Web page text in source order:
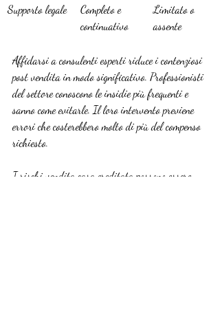
Supporto legale
Completo e
continuativo
Limitato o
assente
Affidarsi a consulenti esperti riduce i contenziosi
post vendita in modo significativo. Professionisti
del settore conoscono le insidie più frequenti e
sanno come evitarle. Il loro intervento previene
errori che costerebbero molto di più del compenso
richiesto.
I rischi vendita casa ereditata possono essere